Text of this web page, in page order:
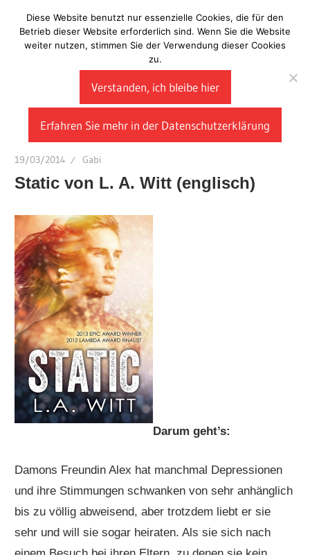
Inhalt
springen
Laberladen
19/03/2014 Gabi
Static von L. A. Witt (englisch)
Darum geht’s:
Damons Freundin Alex hat manchmal Depressionen
und ihre Stimmungen schwanken von sehr anhänglich
bis zu völlig abweisend, aber trotzdem liebt er sie
sehr und will sie sogar heiraten. Als sie sich nach
Diese Website benutzt nur essenzielle Cookies, die für den
Betrieb dieser Website erforderlich sind. Wenn Sie die Website
weiter nutzen, stimmen Sie der Verwendung dieser Cookies
zu.
Verstanden, ich bleibe hier
Erfahren Sie mehr in der Datenschutzerklärung